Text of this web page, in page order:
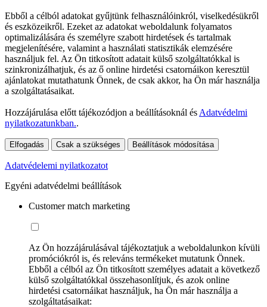
Ebből a célból adatokat gyűjtünk felhasználóinkról, viselkedésükről
és eszközeikről. Ezeket az adatokat weboldalunk folyamatos
optimalizálására és személyre szabott hirdetések és tartalmak
megjelenítésére, valamint a használati statisztikák elemzésére
használjuk fel. Az Ön titkosított adatait külső szolgáltatókkal is
szinkronizálhatjuk, és az ő online hirdetési csatornáikon keresztül
ajánlatokat mutathatunk Önnek, de csak akkor, ha Ön már használja
a szolgáltatásaikat.
Hozzájárulása előtt tájékozódjon a beállításoknál és Adatvédelmi
nyilatkozatunkban..
Elfogadás Csak a szükséges Beállítások módosítása
Adatvédelemi nyilatkozatot
Egyéni adatvédelmi beállítások
Customer match marketing
Az Ön hozzájárulásával tájékoztatjuk a weboldalunkon kívüli
promóciókról is, és releváns termékeket mutatunk Önnek.
Ebből a célból az Ön titkosított személyes adatait a következő
külső szolgáltatókkal összehasonlítjuk, és azok online
hirdetési csatornáikat használjuk, ha Ön már használja a
szolgáltatásaikat: